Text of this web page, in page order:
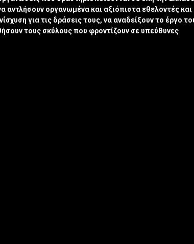
αντλήσουν οργανωμένα και αξιόπιστα εθελοντές και
για τις δράσεις τους, να αναδείξουν το έργο
τους σκύλους που φροντίζουν σε υπεύθυνες